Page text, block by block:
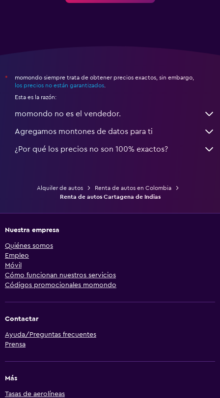
*
momondo siempre trata de obtener precios exactos, sin embargo,
los precios no están garantizados
Esta es la razón:
momondo no es el vendedor.
Agregamos montones de datos para ti
¿Por qué los precios no son 100% exactos?
Alquiler de autos
Renta de autos en Colombia
Renta de autos Cartagena de Indias
Nuestra empresa
Quiénes somos
Empleo
Móvil
Cómo funcionan nuestros servicios
Códigos promocionales momondo
Contactar
Ayuda/Preguntas frecuentes
Prensa
Más
Tasas de aerolíneas